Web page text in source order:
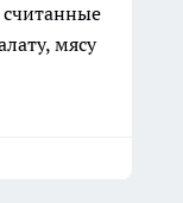
считанные
мясу